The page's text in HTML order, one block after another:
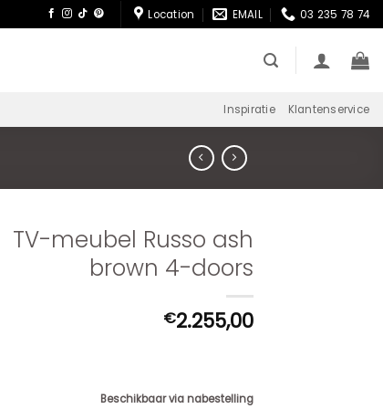
Location EMAIL 03 235 78 74
Inspiratie Klantenservice
TV-meubel Russo ash
brown 4-doors
€2.255,00
Beschikbaar via nabestelling